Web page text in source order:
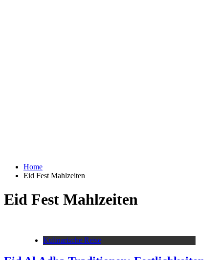
Home
Eid Fest Mahlzeiten
Eid Fest Mahlzeiten
Kulinarische Reise